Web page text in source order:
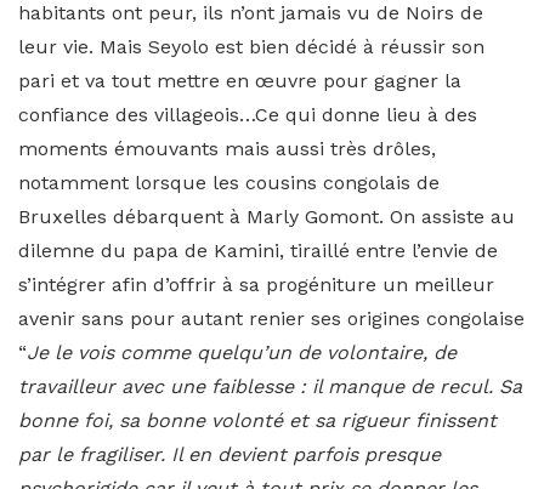
habitants ont peur, ils n’ont jamais vu de Noirs de
leur vie. Mais Seyolo est bien décidé à réussir son
pari et va tout mettre en œuvre pour gagner la
confiance des villageois…Ce qui donne lieu à des
moments émouvants mais aussi très drôles,
notamment lorsque les cousins congolais de
Bruxelles débarquent à Marly Gomont. On assiste au
dilemne du papa de Kamini, tiraillé entre l’envie de
s’intégrer afin d’offrir à sa progéniture un meilleur
avenir sans pour autant renier ses origines congolaise
“Je le vois comme quelqu’un de volontaire, de
travailleur avec une faiblesse : il manque de recul. Sa
bonne foi, sa bonne volonté et sa rigueur finissent
par le fragiliser. Il en devient parfois presque